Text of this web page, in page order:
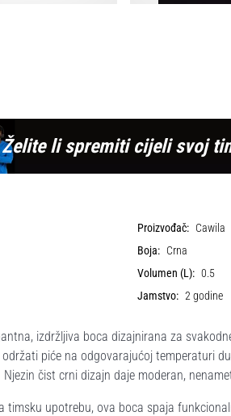
Želite li spremiti cijeli svoj
Proizvođač: Cawila
Boja: Crna
Volumen (L): 0.5
Jamstvo: 2 godine
izdržljiva boca dizajnirana za
piće na odgovarajućoj temperaturi
čist crni dizajn daje moderan,
timsku upotrebu, ova boca spaja